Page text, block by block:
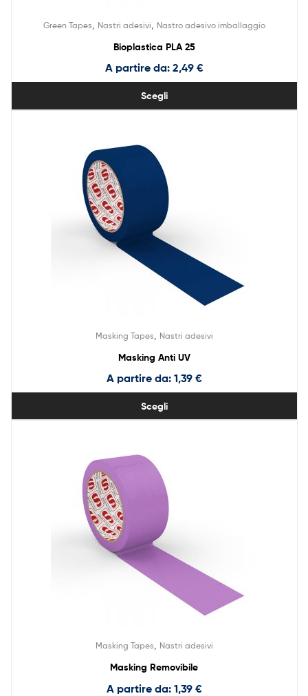
Green Tapes Nastri adesivi Nastro adesivo imballaggio
Bioplastica PLA 25
A partire da: 2,49 €
Scegli
Masking Tapes Nastri adesivi
Masking Anti UV
A partire da: 1,39 €
Scegli
Masking Tapes Nastri adesivi
Masking Removibile
A partire da: 1,39 €